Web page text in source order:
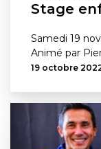
Stage
Samedi 19
Animé par
19 octobre